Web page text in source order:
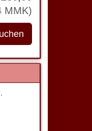
MMK)